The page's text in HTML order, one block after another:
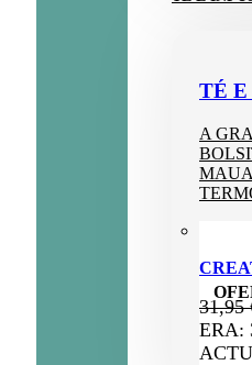
TÉ E
A
31,95
ERA: